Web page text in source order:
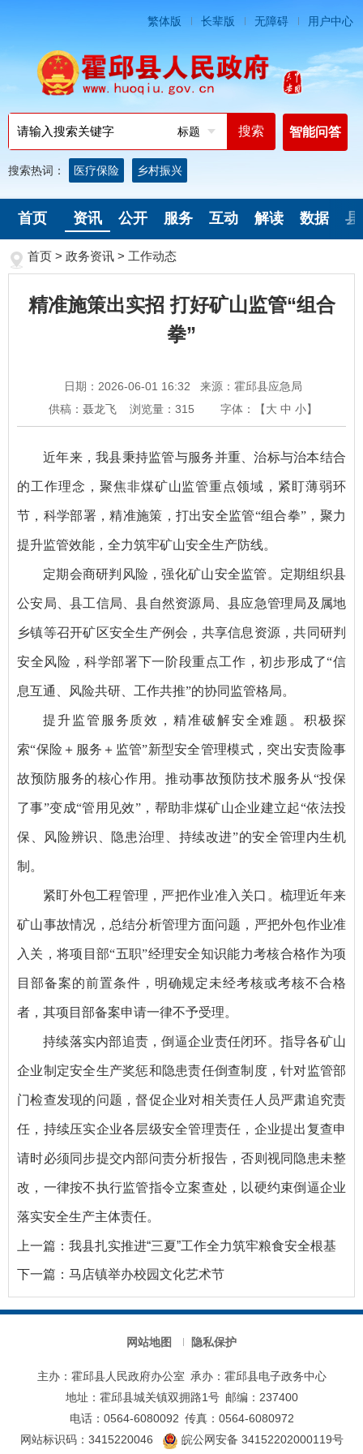
繁体版 长辈版 无障碍 用户中心
标题 智能问答
搜索热词： 医疗保险 乡村振兴
首页 资讯 公开 服务 互动 解读 数据 县
首页 > 政务资讯 > 工作动态
精准施策出实招 打好矿山监管“组合
拳”
日期：2026-06-01 16:32
来源：霍邱县应急局
供稿：聂龙飞
浏览量： 315 字体：【大 中 小】
近年来，我县秉持监管与服务并重、治标与治本结合
的工作理念，聚焦非煤矿山监管重点领域，紧盯薄弱环
节，科学部署，精准施策，打出安全监管“组合拳”，聚力
提升监管效能，全力筑牢矿山安全生产防线。
定期会商研判风险，强化矿山安全监管。定期组织县
公安局、县工信局、县自然资源局、县应急管理局及属地
乡镇等召开矿区安全生产例会，共享信息资源，共同研判
安全风险，科学部署下一阶段重点工作，初步形成了“信
息互通、风险共研、工作共推”的协同监管格局。
提升监管服务质效，精准破解安全难题。积极探
索“保险＋服务＋监管”新型安全管理模式，突出安责险事
故预防服务的核心作用。推动事故预防技术服务从“投保
了事”变成“管用见效”，帮助非煤矿山企业建立起“依法投
保、风险辨识、隐患治理、持续改进”的安全管理内生机
制。
紧盯外包工程管理，严把作业准入关口。梳理近年来
矿山事故情况，总结分析管理方面问题，严把外包作业准
入关，将项目部“五职”经理安全知识能力考核合格作为项
目部备案的前置条件，明确规定未经考核或考核不合格
者，其项目部备案申请一律不予受理。
持续落实内部追责，倒逼企业责任闭环。指导各矿山
企业制定安全生产奖惩和隐患责任倒查制度，针对监管部
门检查发现的问题，督促企业对相关责任人员严肃追究责
任，持续压实企业各层级安全管理责任，企业提出复查申
请时必须同步提交内部问责分析报告，否则视同隐患未整
改，一律按不执行监管指令立案查处，以硬约束倒逼企业
落实安全生产主体责任。
上一篇： 我县扎实推进“三夏”工作全力筑牢粮食安全根基
下一篇： 马店镇举办校园文化艺术节
网站地图 隐私保护
主办：霍邱县人民政府办公室 承办：霍邱县电子政务中心
地址：霍邱县城关镇双拥路1号 邮编：237400
电话：0564-6080092 传真：0564-6080972
网站标识码：3415220046
皖公网安备 34152202000119号